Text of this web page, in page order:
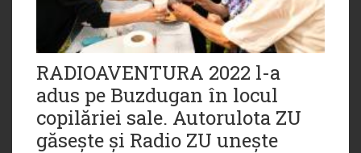
RADIOAVENTURA 2022 l-a
adus pe Buzdugan în locul
copilăriei sale. Autorulota ZU
găsește și Radio ZU unește